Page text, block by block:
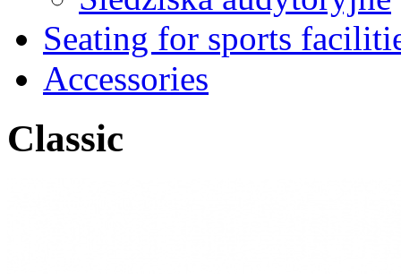
Seating for sports
Accessories
Classic